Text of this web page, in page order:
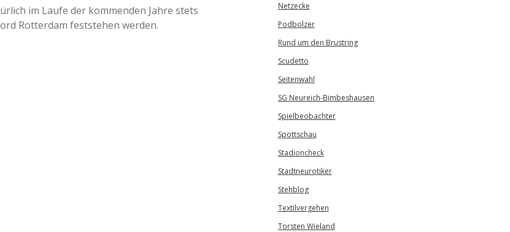
im Laufe der kommenden Jahre stets
Rotterdam feststehen werden.
Netzecke
Podbolzer
Rund um den Brustring
Scudetto
Seitenwahl
SG Neureich-Bimbeshausen
Spielbeobachter
Spottschau
Stadioncheck
Stadtneurotiker
Stehblog
Textilvergehen
Torsten Wieland